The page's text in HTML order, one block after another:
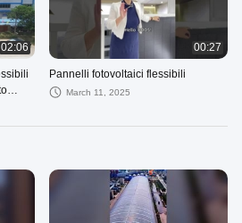
02:06 00:27
Pannelli fotovoltaici flessibili
March 11, 2025